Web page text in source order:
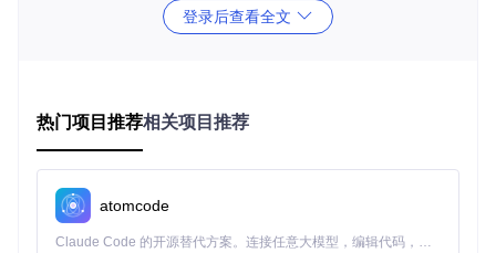
改进实现硬件适配：
💡技术提示：gfx1200/1201架构基于RDNA 3设计，采用全新
的计算单元布局，相比上一代在并行处理能力上提升35%，特
别适合高吞吐量的AI训练任务。
全平台兼容性矩阵
当前支持状态呈现"Linux优先，WSL跟进"的特点：
登录后查看全文
热门项目推荐相关项目推荐
atomcode
Claude Code 的开源替代方案。连接任意大模型，编辑代码，运行命令，自动验证 — 全自动执行。用 Rust 构建，极致性能。 ｜ An open-source alternative to Claude Code. Connect any LLM, edit code, run commands, and verify changes — autonomously. Built in Rust for speed. Get Started